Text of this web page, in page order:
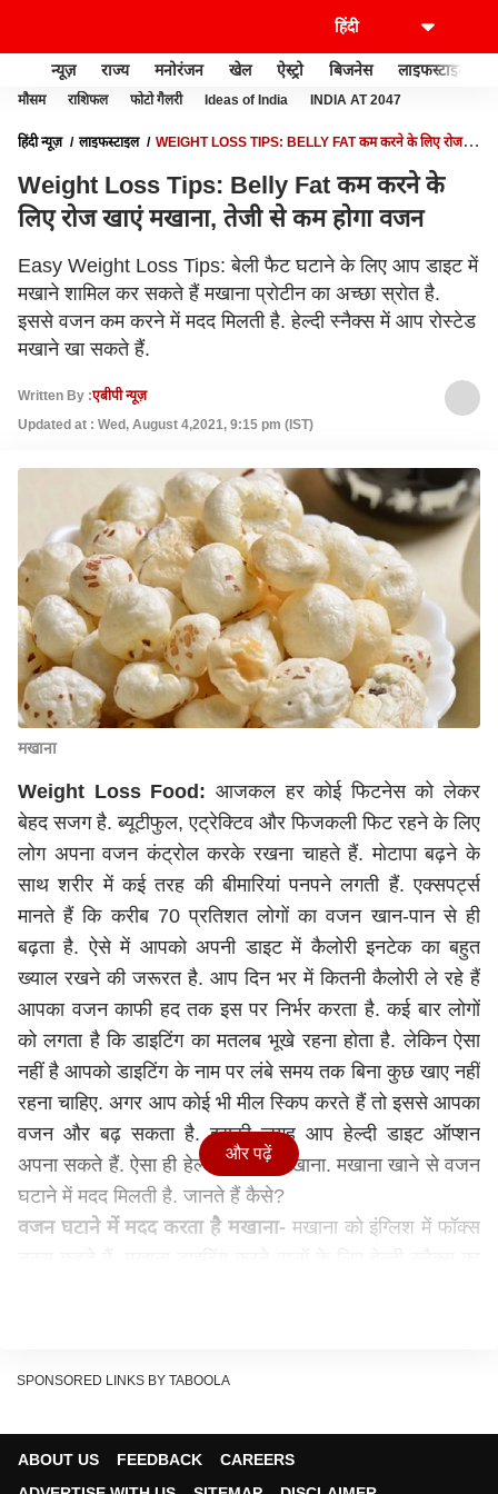
न्यूज़ राज्य मनोरंजन खेल ऐस्ट्रो बिजनेस लाइफस्टाइल
मौसम राशिफल फोटो गैलरी Ideas of India INDIA AT 2047
हिंदी न्यूज़ लाइफस्टाइल
WEIGHT LOSS TIPS: BELLY FAT कम करने के लिए रोज
Weight Loss Tips: Belly Fat कम करने के
लिए रोज खाएं मखाना, तेजी से कम होगा वजन
Easy Weight Loss Tips: बेली फैट घटाने के लिए आप डाइट में
मखाने शामिल कर सकते हैं मखाना प्रोटीन का अच्छा स्रोत है.
इससे वजन कम करने में मदद मिलती है. हेल्दी स्नैक्स में आप रोस्टेड
मखाने खा सकते हैं.
Written By :एबीपी न्यूज़
Updated at : Wed, August 4,2021, 9:15 pm (IST)
मखाना
Weight Loss Food: आजकल हर कोई फिटनेस को लेकर
बेहद सजग है. ब्यूटीफुल, एट्रेक्टिव और फिजकली फिट रहने के लिए
लोग अपना वजन कंट्रोल करके रखना चाहते हैं. मोटापा बढ़ने के
साथ शरीर में कई तरह की बीमारियां पनपने लगती हैं. एक्सपर्ट्स
मानते हैं कि करीब 70 प्रतिशत लोगों का वजन खान-पान से ही
बढ़ता है. ऐसे में आपको अपनी डाइट में कैलोरी इनटेक का बहुत
ख्याल रखने की जरूरत है. आप दिन भर में कितनी कैलोरी ले रहे हैं
आपका वजन काफी हद तक इस पर निर्भर करता है. कई बार लोगों
को लगता है कि डाइटिंग का मतलब भूखे रहना होता है. लेकिन ऐसा
नहीं है आपको डाइटिंग के नाम पर लंबे समय तक बिना कुछ खाए नहीं
रहना चाहिए. अगर आप कोई भी मील स्किप करते हैं तो इससे आपका
वजन और बढ़ सकता है. इसकी जगह आप हेल्दी डाइट ऑप्शन
अपना सकते हैं. ऐसा ही हेल्दी स्नैक है मखाना. मखाना खाने से वजन
घटाने में मदद मिलती है. जानते हैं कैसे?
वजन घटाने में मदद करता है मखाना- मखाना को इंग्लिश में फॉक्स
आपका वजन भी कंट्रोल रहता है. मखाने में प्रोटीन भी होता है
और पढ़ें
SPONSORED LINKS BY TABOOLA
ABOUT US FEEDBACK
CAREERS